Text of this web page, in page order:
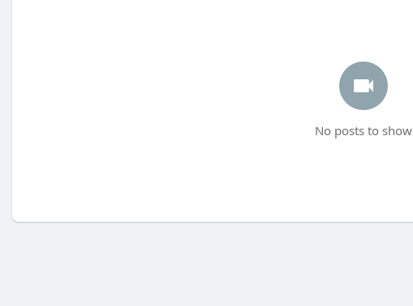
No posts to show